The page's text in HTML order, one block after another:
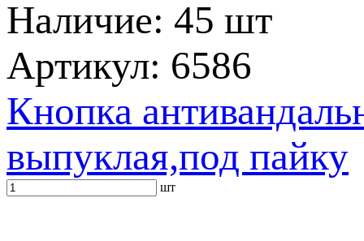
Наличие: 45 шт
Артикул: 6586
Кнопка
выпуклая,под пайку
шт